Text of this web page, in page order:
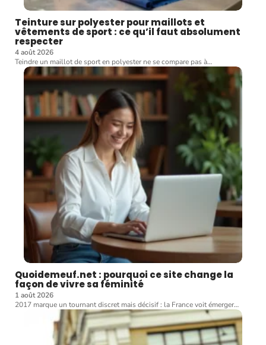
Teinture sur polyester pour maillots et
vêtements de sport : ce qu’il faut absolument
respecter
4 août 2026
Teindre un maillot de sport en polyester ne se compare pas à…
Quoidemeuf.net : pourquoi ce site change la
façon de vivre sa féminité
1 août 2026
2017 marque un tournant discret mais décisif : la France voit émerger…